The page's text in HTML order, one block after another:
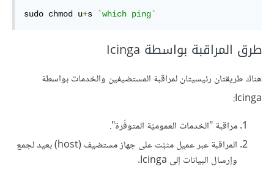
sudo chmod u+s `which ping`
طرق المراقبة بواسطة Icinga
هناك طريقتان رئيسيتان لمراقبة المستضيفين والخدمات بواسطة
Icinga:
مراقبة "الخدمات العموميّة المتوفّرة".
المراقبة عبر عميل مثبّت على جهاز مستضيف (host) بعيد لجمع
وإرسال البيانات إلى Icinga.